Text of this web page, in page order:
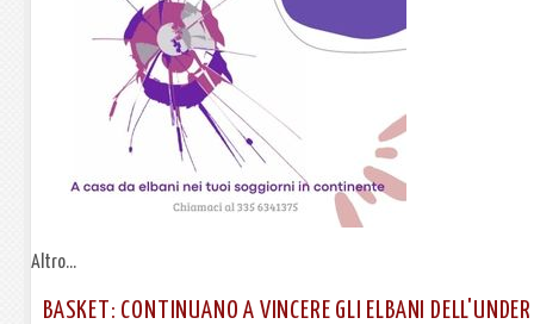
Altro...
BASKET: CONTINUANO A VINCERE GLI ELBANI